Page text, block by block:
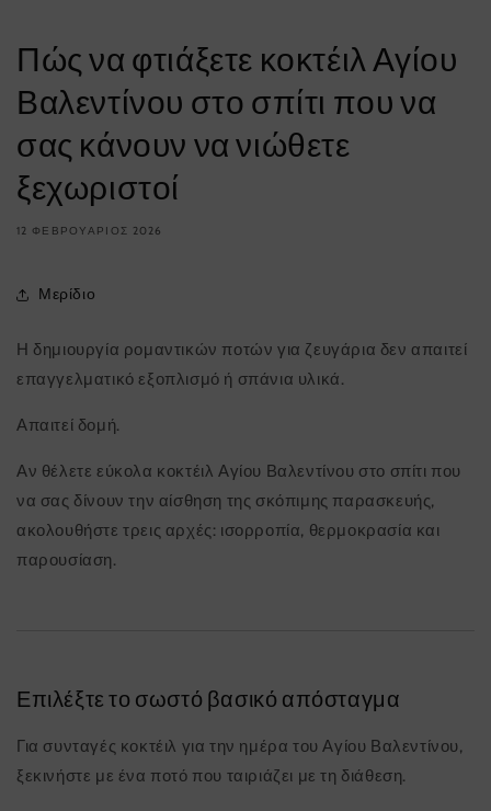
Πώς να φτιάξετε κοκτέιλ Αγίου
Βαλεντίνου στο σπίτι που να
σας κάνουν να νιώθετε
ξεχωριστοί
12 ΦΕΒΡΟΥΆΡΙΟΣ 2026
Μερίδιο
Η δημιουργία ρομαντικών ποτών για ζευγάρια δεν απαιτεί
επαγγελματικό εξοπλισμό ή σπάνια υλικά.
Απαιτεί δομή.
Αν θέλετε εύκολα κοκτέιλ Αγίου Βαλεντίνου στο σπίτι που
να σας δίνουν την αίσθηση της σκόπιμης παρασκευής,
ακολουθήστε τρεις αρχές: ισορροπία, θερμοκρασία και
παρουσίαση.
Επιλέξτε το σωστό βασικό απόσταγμα
Για συνταγές κοκτέιλ για την ημέρα του Αγίου Βαλεντίνου,
ξεκινήστε με ένα ποτό που ταιριάζει με τη διάθεση.